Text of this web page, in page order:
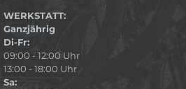
WERKSTATT:
Ganzjährig
Di-Fr:
09:00 - 12:00 Uhr
13:00 - 18:00 Uhr
Sa: